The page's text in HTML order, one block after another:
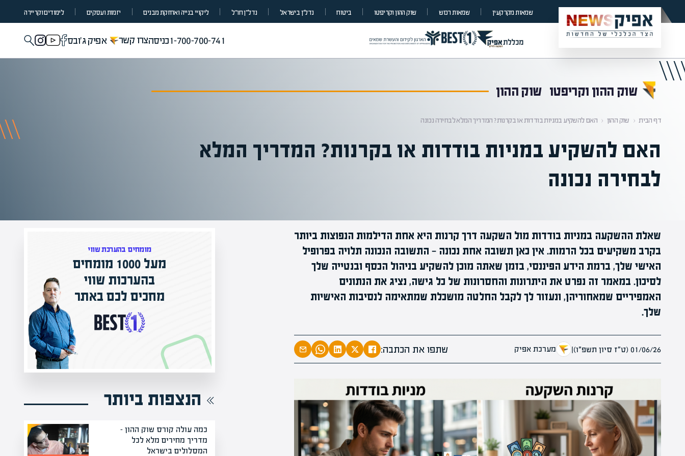
שמאות מקרקעין שמאות רכוש שוק ההון וקריפטו ביטוח נדל”ן בישראל נדל״ן חו״ל ליקויי בנייה ואחזקת מבנים יזמות ועסקים לימודים וקריירה
1-700-700-741כניסהצרו קשר אפיק ג'ובס
שוק ההון וקריפטו שוק ההון
דף הבית ‹ שוק ההון ‹ האם להשקיע במניות בודדות או בקרנות? המדריך המלא לבחירה נכונה
האם להשקיע במניות בודדות או בקרנות? המדריך המלא
לבחירה נכונה
שאלת ההשקעה במניות בודדות מול השקעה דרך קרנות היא אחת הדילמות הנפוצות ביותר
בקרב משקיעים בכל הרמות. אין כאן תשובה אחת נכונה — התשובה הנכונה תלויה בפרופיל
האישי שלך, ברמת הידע הפיננסי, בזמן שאתה מוכן להשקיע בניהול הכסף ובנטייה שלך
לסיכון. במאמר זה נפרט את היתרונות והחסרונות של כל גישה, נציג את הנתונים
האמפיריים שמאחוריהן, ונעזור לך לקבל החלטה מושכלת שמתאימה לנסיבות האישיות
שלך.
01/06/26 (ט״ז סיון תשפ״ו) | מערכת אפיק שתפו את הכתבה:
בהערכות שווי
מחכים לכם באתר
המרצים
מחכים לכם
הקריירה החדשה
הנצפות ביותר
כמה עולה קורס שוק ההון –
מדריך מחירים מלא לכל
המסלולים בישראל